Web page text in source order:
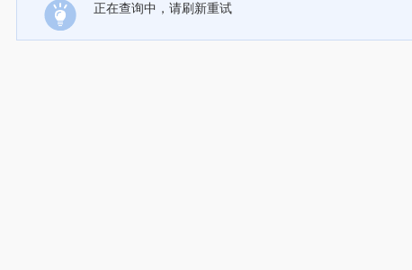
正在查询中，请刷新重试